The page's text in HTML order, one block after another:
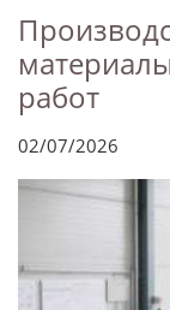
работ
02/07/2026